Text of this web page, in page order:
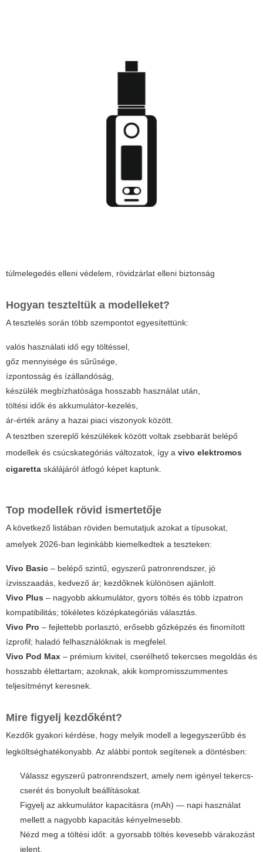
túlmelegedés elleni védelem, rövidzárlat elleni biztonság
Hogyan teszteltük a modelleket?
A tesztelés során több szempontot egyesítettünk:
valós használati idő egy töltéssel,
gőz mennyisége és sűrűsége,
ízpontosság és ízállandóság,
készülék megbízhatósága hosszabb használat után,
töltési idők és akkumulátor-kezelés,
ár-érték arány a hazai piaci viszonyok között.
A tesztben szereplő készülékek között voltak zsebbarát belépő
modellek és csúcskategóriás változatok, így a vivo elektromos
cigaretta skálájáról átfogó képet kaptunk.
Top modellek rövid ismertetője
A következő listában röviden bemutatjuk azokat a típusokat,
amelyek 2026-ban leginkább kiemelkedtek a teszteken:
Vivo Basic – belépő szintű, egyszerű patronrendszer, jó
ízvisszaadás, kedvező ár; kezdőknek különösen ajánlott
Vivo Plus – nagyobb akkumulátor, gyors töltés és több ízpatron
kompatibilitás; tökéletes középkategóriás választás.
Vivo Pro – fejlettebb porlasztó, erősebb gőzképzés és finomított
ízprofil; haladó felhasználóknak is megfelel.
Vivo Pod Max – prémium kivitel, cserélhető tekercses megoldás és
hosszabb élettartam; azoknak, akik kompromisszummentes
teljesítményt keresnek.
Mire figyelj kezdőként?
Kezdők gyakori kérdése, hogy melyik modell a legegyszerűbb és
legköltséghatékonyabb. Az alábbi pontok segítenek a döntésben:
Válassz egyszerű patronrendszert, amely nem igényel tekercs-
cserét és bonyolult beállításokat.
Figyelj az akkumulátor kapacitásra (mAh) — napi használat
mellett a nagyobb kapacitás kényelmesebb.
Nézd meg a töltési időt: a gyorsabb töltés kevesebb várakozást
jelent.